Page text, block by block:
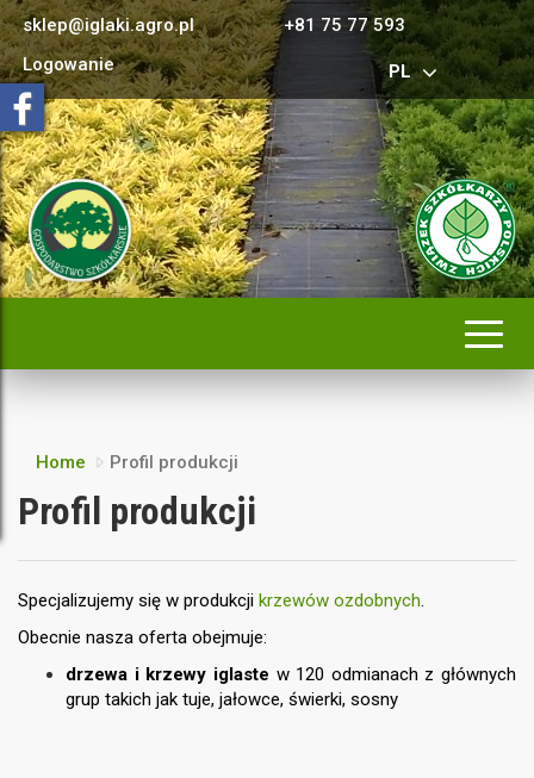
sklep@iglaki.agro.pl
+81 75 77 593
Logowanie
PL
Home Profil produkcji
Profil produkcji
Specjalizujemy się w produkcji krzewów ozdobnych.
Obecnie nasza oferta obejmuje:
drzewa i krzewy iglaste w 120 odmianach z głównych
grup takich jak tuje, jałowce, świerki, sosny